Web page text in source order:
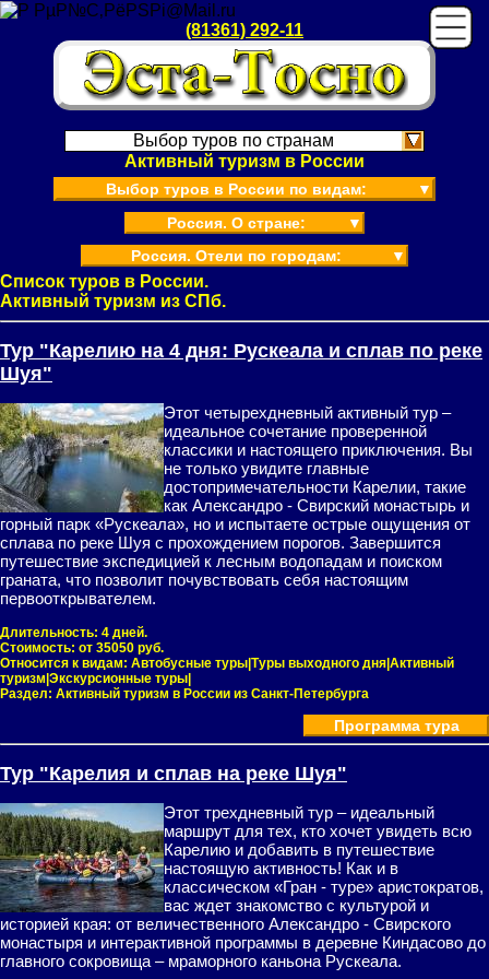
(81361) 292-11
Выбор туров по странам
Активный туризм в России
Выбор туров в России по видам:
▼
Россия. О стране:
▼
Россия. Отели по городам:
▼
Список туров в России.
Активный туризм из СПб.
Тур "Карелию на 4 дня: Рускеала и сплав по реке
Шуя"
Этот четырехдневный активный тур –
идеальное сочетание проверенной
классики и настоящего приключения. Вы
не только увидите главные
достопримечательности Карелии, такие
как Александро - Свирский монастырь и
горный парк «Рускеала», но и испытаете острые ощущения от
сплава по реке Шуя с прохождением порогов. Завершится
путешествие экспедицией к лесным водопадам и поиском
граната, что позволит почувствовать себя настоящим
первооткрывателем.
Длительность: 4 дней.
Стоимость: от 35050 руб.
Относится к видам: Автобусные туры|Туры выходного дня|Активный
туризм|Экскурсионные туры|
Раздел: Активный туризм в России из Санкт-Петербурга
Программа тура
Тур "Карелия и сплав на реке Шуя"
Этот трехдневный тур – идеальный
маршрут для тех, кто хочет увидеть всю
Карелию и добавить в путешествие
настоящую активность! Как и в
классическом «Гран - туре» аристократов,
вас ждет знакомство с культурой и
историей края: от величественного Александро - Свирского
монастыря и интерактивной программы в деревне Киндасово до
главного сокровища – мраморного каньона Рускеала.